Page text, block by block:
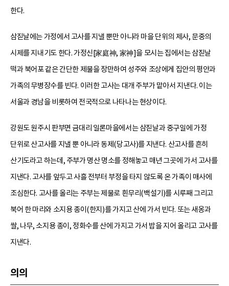
한다.
삼짇날에는 가정에서 고사를 지낼 뿐만 아니라 마을 단위의 제사, 문중의
시제를 지내기도 한다. 가정신[家庭神, 家神]을 모시는 집에서는 삼짇날
떡과 북어포 같은 간단한 제물을 장만하여 성주와 조상에게 집안의 평안과
가족의 무병장수를 빈다. 이러한 고사는 대개 주부가 맡아서 지낸다. 이는
서울과 경남을 비롯하여 전국적으로 나타나는 현상이다.
강원도 원주시 판부면 금대리 일론마을에서는 삼짇날과 중구일에 가정
단위로 산고사를 지낼 뿐 아니라 동제(당고사)를 지낸다. 산고사를 흔히
산기도라고 하는데, 주부가 명산 명소를 정해놓고 매년 그곳에 가서 고사를
지낸다. 고사를 앞두고 사흘 전부터 부정을 타지 않도록 온 가족이 매사에
조심한다. 고사를 올리는 주부는 제물로 흰무리(백설기)를 시루째 그리고
북어 한 마리와 소지용 종이(한지)를 가지고 산에 가서 빈다. 또는 새옹과
쌀, 나무, 소지용 종이, 정화수를 산에 가지고 가서 밥을 지어 올리고 고사를
지낸다.
의의